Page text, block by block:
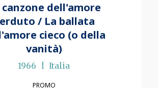
canzone dell'amore
/ La ballata
cieco (o della
vanità)
1966 Italia
PROMO